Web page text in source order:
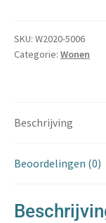
SKU: W2020-5006
Categorie: Wonen
Beschrijving
Beoordelingen (0)